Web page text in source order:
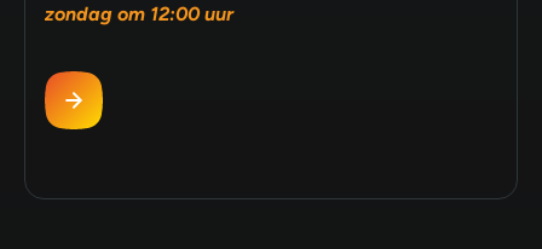
zondag om 12:00 uur